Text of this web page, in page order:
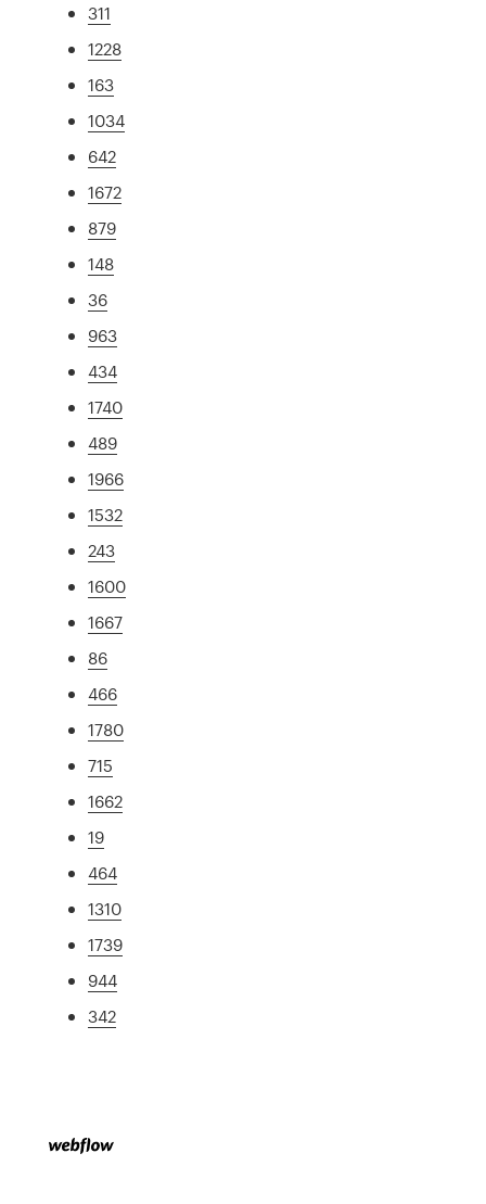
311
1228
163
1034
642
1672
879
148
36
963
434
1740
489
1966
1532
243
1600
1667
86
466
1780
715
1662
19
464
1310
1739
944
342